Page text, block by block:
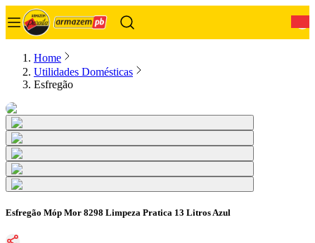
Home
Utilidades Domésticas
Esfregão
Esfregão Móp Mor 8298 Limpeza Pratica 13 Litros Azul